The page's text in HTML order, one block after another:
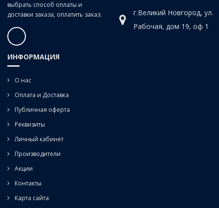
выбрать способ оплаты и
доставки заказа, оплатить заказ.
г.Великий Новгород, ул.
Рабочая, дом 19, оф 1
ИНФОРМАЦИЯ
О нас
Оплата и Доставка
Публичная оферта
Реквизиты
Личный кабинет
Производители
Акции
Контакты
Карта сайта